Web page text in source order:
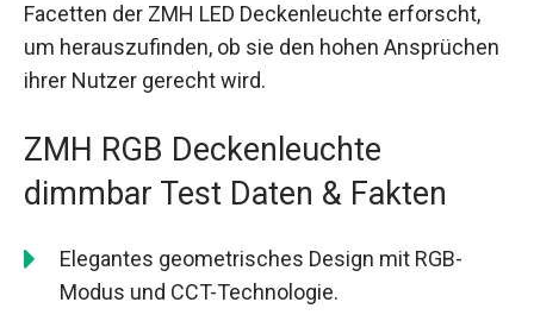
Facetten der ZMH LED Deckenleuchte erforscht,
um herauszufinden, ob sie den hohen Ansprüchen
ihrer Nutzer gerecht wird.
ZMH RGB Deckenleuchte
dimmbar Test Daten & Fakten
Elegantes geometrisches Design mit RGB-
Modus und CCT-Technologie.